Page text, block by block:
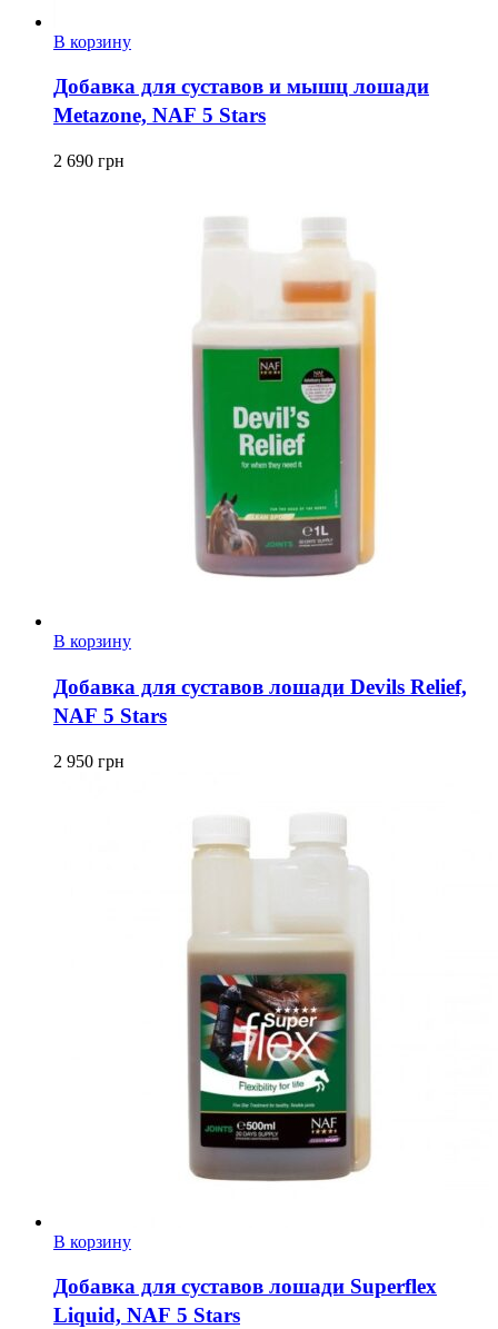
В корзину
Добавка для суставов и мышц лошади
Metazone, NAF 5 Stars
2 690 грн
В корзину
Добавка для суставов лошади Devils Relief,
NAF 5 Stars
2 950 грн
В корзину
Добавка для суставов лошади Superflex
Liquid, NAF 5 Stars